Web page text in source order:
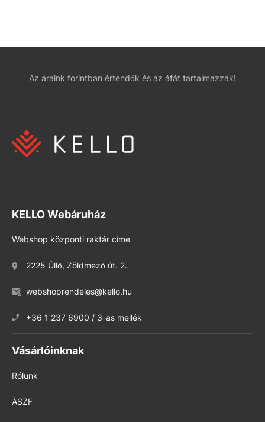
Az áraink forintban értendők és az áfát tartalmazzák!
KELLO Webáruház
Webshop központi raktár címe
2225 Üllő, Zöldmező út. 2.
webshoprendeles@kello.hu
+36 1 237 6900 / 3-as mellék
Vásárlóinknak
Rólunk
ÁSZF